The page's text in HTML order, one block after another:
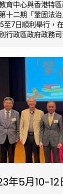
育中心與香港特
十二期「鞏固法
至7日順利舉行，
行政區政府政務
年5月10-12